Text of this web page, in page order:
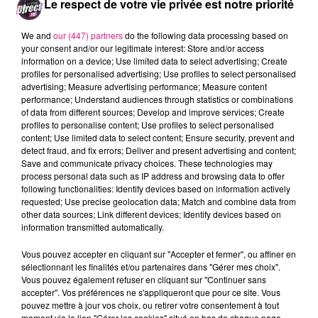
palmiers dans un d�cor
atypique. Pour les personnes
cherchant plus de tranquillit�
il existe aussi la rivi�re douce
pour une ballade 100%
d�tente. Et enfin avant de
repartir n'h�sitez pas � faire
un tour dans les bains �
remous, id�al avant de
souhaitez en faire un peu plus,
d'autres activit�s
Le respect de votre vie privée est notre priorité
We and our (447) partnersdo the following data processing based on
your consent and/or our legitimate interest: Store and/or access
information on a device; Use limited data to select advertising; Create
profiles for personalised advertising; Use profiles to select personalised
advertising; Measure advertising performance; Measure content
performance; Understand audiences through statistics or combinations
of data from different sources; Develop and improve services; Create
profiles to personalise content; Use profiles to select personalised
content; Use limited data to select content; Ensure security, prevent and
detect fraud, and fix errors; Deliver and present advertising and content;
Save and communicate privacy choices. These technologies may
process personal data such as IP address and browsing data to offer
following functionalities: Identify devices based on information actively
requested; Use precise geolocation data; Match and combine data from
other data sources; Link different devices; Identify devices based on
information transmitted automatically.
Vous pouvez accepter en cliquant sur "Accepter et fermer", ou affiner en
sélectionnant les finalités et/ou partenaires dans "Gérer mes choix".
Vous pouvez également refuser en cliquant sur "Continuer sans
accepter". Vos préférences ne s'appliqueront que pour ce site. Vous
pouvez mettre à jour vos choix, ou retirer votre consentement à tout